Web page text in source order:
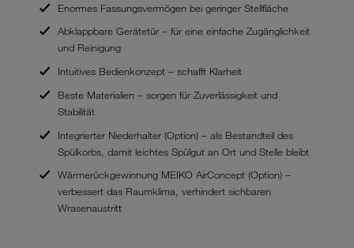
Enormes Fassungsvermögen bei geringer Stellfläche
Abklappbare Gerätetür – für eine einfache Zugänglichkeit
und Reinigung
Intuitives Bedienkonzept – schafft Klarheit
Beste Materialien – sorgen für Zuverlässigkeit und
Stabilität
Integrierter Niederhalter (Option) – als Bestandteil des
Spülkorbs, damit leichtes Spülgut an Ort und Stelle bleibt
Wärmerückgewinnung MEIKO AirConcept (Option) –
verbessert das Raumklima, verhindert sichbaren
Wrasenaustritt